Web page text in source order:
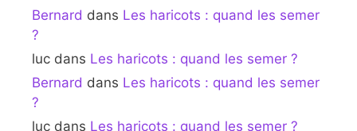
Bernard dans Les haricots : quand les semer
?
luc dans Les haricots : quand les semer ?
Bernard dans Les haricots : quand les semer
?
luc dans Les haricots : quand les semer ?